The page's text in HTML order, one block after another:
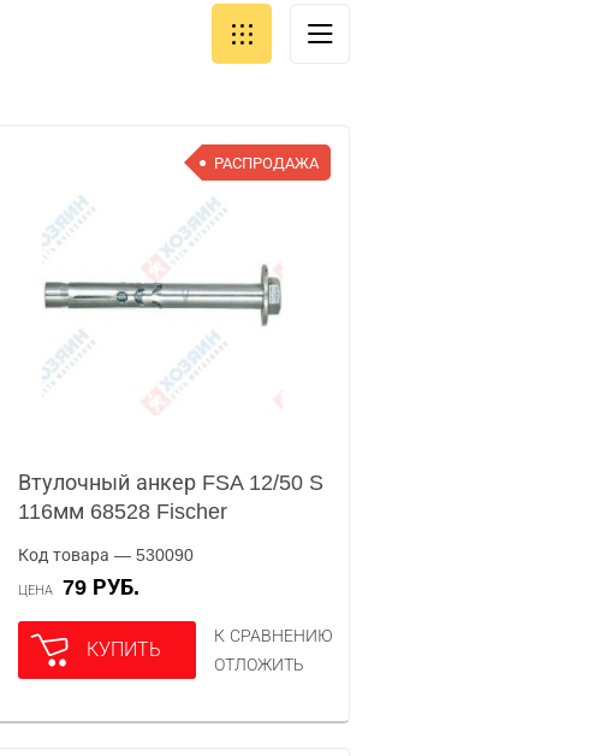
РАСПРОДАЖА
Втулочный анкер FSA 12/50 S
116мм 68528 Fischer
Код товара — 530090
ЦЕНА 79 РУБ.
КУПИТЬ
К СРАВНЕНИЮ
ОТЛОЖИТЬ